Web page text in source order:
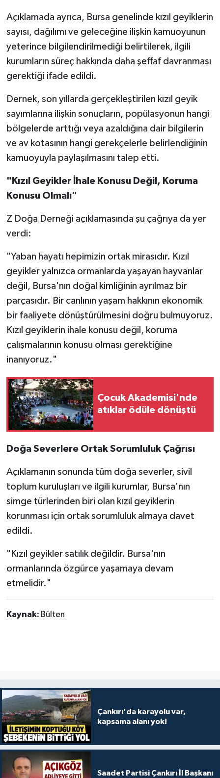
Açıklamada ayrıca, Bursa genelinde kızıl geyiklerin
sayısı, dağılımı ve geleceğine ilişkin kamuoyunun
yeterince bilgilendirilmediği belirtilerek, ilgili
kurumların süreç hakkında daha şeffaf davranması
gerektiği ifade edildi.
Dernek, son yıllarda gerçekleştirilen kızıl geyik
sayımlarına ilişkin sonuçların, popülasyonun hangi
bölgelerde arttığı veya azaldığına dair bilgilerin
ve av kotasının hangi gerekçelerle belirlendiğinin
kamuoyuyla paylaşılmasını talep etti.
"Kızıl Geyikler İhale Konusu Değil, Koruma
Konusu Olmalı"
Z Doğa Derneği açıklamasında şu çağrıya da yer
verdi:
"Yaban hayatı hepimizin ortak mirasıdır. Kızıl
geyikler yalnızca ormanlarda yaşayan hayvanlar
değil, Bursa'nın doğal kimliğinin ayrılmaz bir
parçasıdır. Bir canlının yaşam hakkının ekonomik
bir faaliyete dönüştürülmesini doğru bulmuyoruz.
Kızıl geyiklerin ihale konusu değil, koruma
çalışmalarının konusu olması gerektiğine
inanıyoruz."
Çocuk Akademisi'nde
atıklar ödüle dönüştü
Doğa Severlere Ortak Sorumluluk Çağrısı
Açıklamanın sonunda tüm doğa severler, sivil
toplum kuruluşları ve ilgili kurumlar, Bursa'nın
simge türlerinden biri olan kızıl geyiklerin
korunması için ortak sorumluluk almaya davet
edildi.
"Kızıl geyikler satılık değildir. Bursa'nın
ormanlarında özgürce yaşamaya devam
etmelidir."
Kaynak: Bülten
Çankırı'da karayolu var,
kapsama alanı yok!
Saadet Partisi Çankırı İl Başkanı